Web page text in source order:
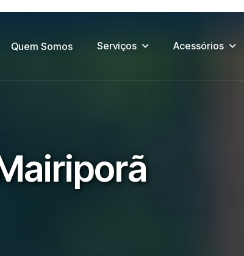
Quem Somos Serviços Acessórios
airiporã